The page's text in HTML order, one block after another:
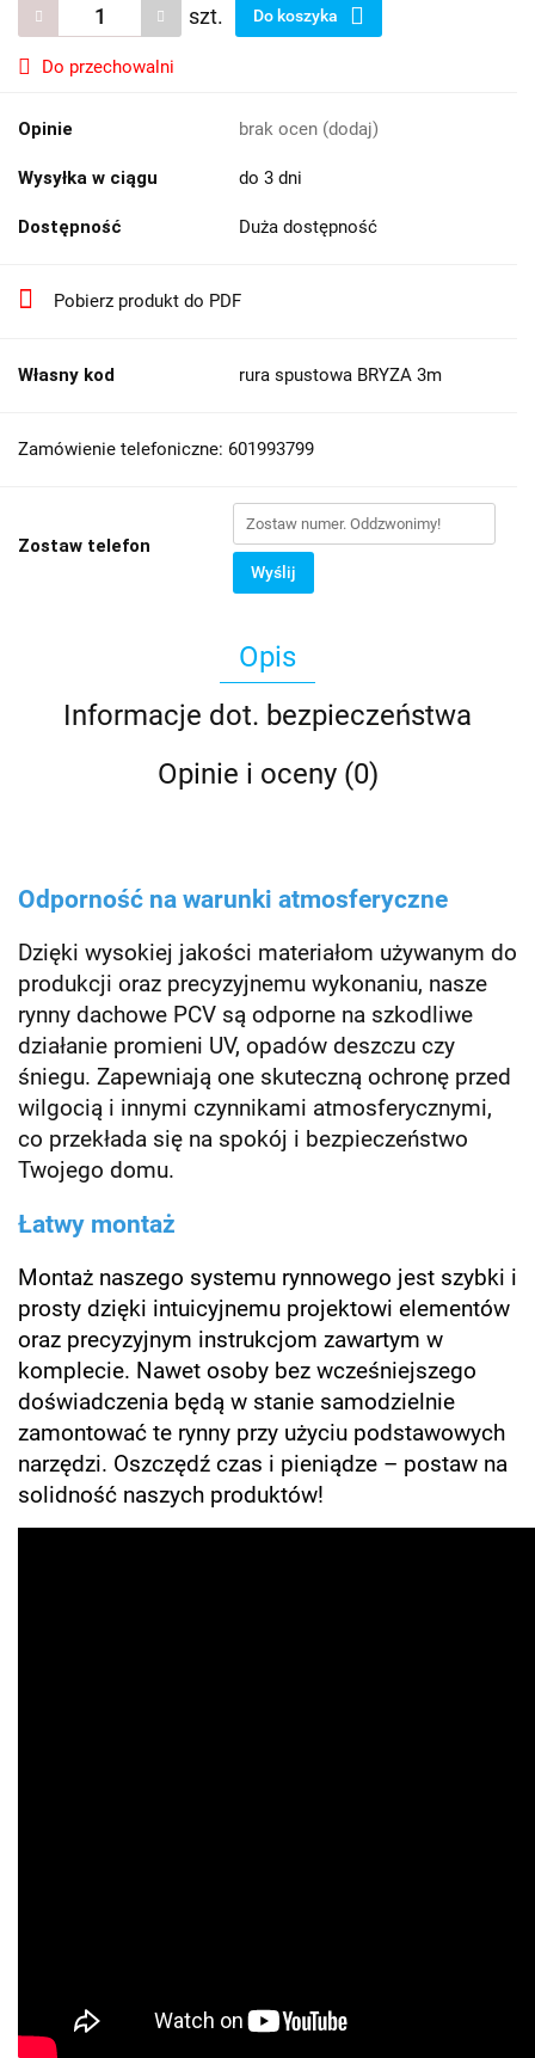
szt. Do koszyka
Do przechowalni
Opinie brak ocen (dodaj)
Wysyłka w ciągu do 3 dni
Dostępność Duża dostępność
Pobierz produkt do PDF
Własny kod rura spustowa BRYZA 3m
Zamówienie telefoniczne: 601993799
Zostaw telefon
Wyślij
Opis
Informacje dot. bezpieczeństwa
Opinie i oceny (0)
Odporność na warunki atmosferyczne
Dzięki wysokiej jakości materiałom używanym do
produkcji oraz precyzyjnemu wykonaniu, nasze
rynny dachowe PCV są odporne na szkodliwe
działanie promieni UV, opadów deszczu czy
śniegu. Zapewniają one skuteczną ochronę przed
wilgocią i innymi czynnikami atmosferycznymi,
co przekłada się na spokój i bezpieczeństwo
Twojego domu.
Łatwy montaż
Montaż naszego systemu rynnowego jest szybki i
prosty dzięki intuicyjnemu projektowi elementów
oraz precyzyjnym instrukcjom zawartym w
komplecie. Nawet osoby bez wcześniejszego
doświadczenia będą w stanie samodzielnie
zamontować te rynny przy użyciu podstawowych
narzędzi. Oszczędź czas i pieniądze – postaw na
solidność naszych produktów!